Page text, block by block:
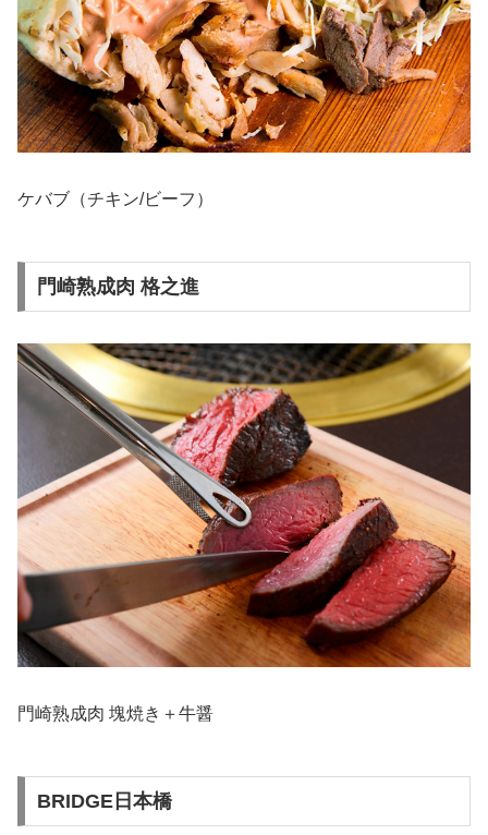
ケバブ（チキン/ビーフ）
門崎熟成肉 格之進
門崎熟成肉 塊焼き＋牛醤
BRIDGE日本橋